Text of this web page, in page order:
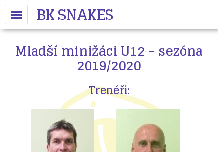
BK SNAKES
Mladší minižáci U12 - sezóna
2019/2020
Trenéři: